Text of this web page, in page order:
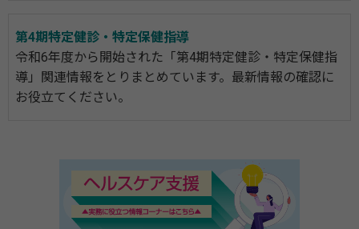
第4期特定健診・特定保健指導
令和6年度から開始された「第4期特定健診・特定保健指
導」関連情報をとりまとめています。最新情報の確認に
お役立てください。